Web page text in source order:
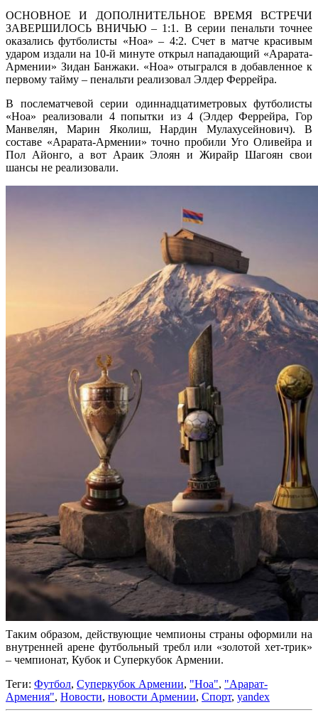
ОСНОВНОЕ И ДОПОЛНИТЕЛЬНОЕ ВРЕМЯ ВСТРЕЧИ
ЗАВЕРШИЛОСЬ ВНИЧЬЮ – 1:1. В серии пенальти точнее
оказались футболисты «Ноа» – 4:2. Счет в матче красивым
ударом издали на 10-й минуте открыл нападающий «Арарата-
Армении» Зидан Банжаки. «Ноа» отыгрался в добавленное к
первому тайму – пенальти реализовал Элдер Феррейра.
В послематчевой серии одиннадцатиметровых футболисты
«Ноа» реализовали 4 попытки из 4 (Элдер Феррейра, Гор
Манвелян, Марин Яколиш, Нардин Мулахусейнович). В
составе «Арарата-Армении» точно пробили Уго Оливейра и
Пол Айонго, а вот Араик Элоян и Жирайр Шагоян свои
шансы не реализовали.
Таким образом, действующие чемпионы страны оформили на
внутренней арене футбольный требл или «золотой хет-трик»
– чемпионат, Кубок и Суперкубок Армении.
Теги: Футбол, Суперкубок Армении, "Ноа", "Арарат-
Армения", Новости, новости Армении, Спорт, yandex